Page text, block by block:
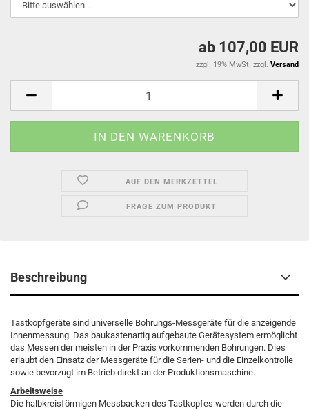
ab 107,00 EUR
zzgl. 19% MwSt. zzgl. Versand
AUF DEN MERKZETTEL
FRAGE ZUM PRODUKT
Beschreibung
Tastkopfgeräte sind universelle Bohrungs-Messgeräte für die anzeigende
Innenmessung. Das baukastenartig aufgebaute Gerätesystem ermöglicht
das Messen der meisten in der Praxis vorkommenden Bohrungen. Dies
erlaubt den Einsatz der Messgeräte für die Serien- und die Einzelkontrolle
sowie bevorzugt im Betrieb direkt an der Produktionsmaschine.
Arbeitsweise
Die halbkreisförmigen Messbacken des Tastkopfes werden durch die